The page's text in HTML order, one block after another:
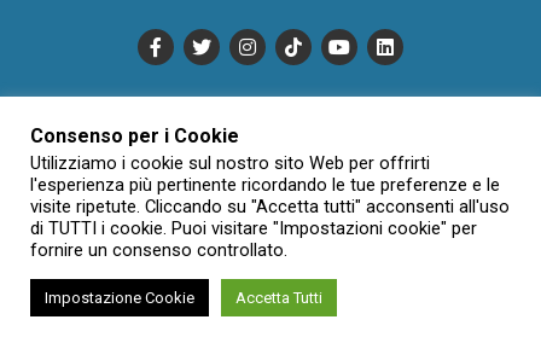
INFORMATIVA SULLA PRIVACY
CONDIZIONI DI UTILIZZO
DATI SOCIETARI
NOVAJO
CREDITS
CONTATTTI
Creative Commons Attribuzione - Non commerciale - Non opere
derivate 3.0 Italia (CC BY-NC-ND 3.0 IT)
Consenso per i Cookie
Utilizziamo i cookie sul nostro sito Web per offrirti
l'esperienza più pertinente ricordando le tue preferenze e le
visite ripetute. Cliccando su "Accetta tutti" acconsenti all'uso
di TUTTI i cookie. Puoi visitare "Impostazioni cookie" per
fornire un consenso controllato.
Impostazione Cookie Accetta Tutti